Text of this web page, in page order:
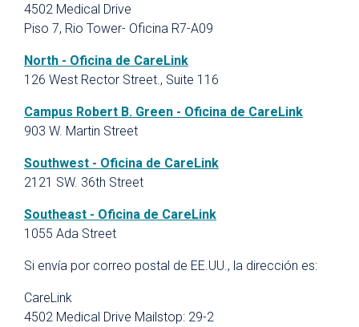
4502 Medical Drive
Piso 7, Rio Tower- Oficina R7-A09
North - Oficina de CareLink
126 West Rector Street., Suite 116
Campus Robert B. Green - Oficina de CareLink
903 W. Martin Street
Southwest - Oficina de CareLink
2121 SW. 36th Street
Southeast - Oficina de CareLink
1055 Ada Street
Si envía por correo postal de EE.UU., la dirección es:
CareLink
4502 Medical Drive Mailstop: 29-2